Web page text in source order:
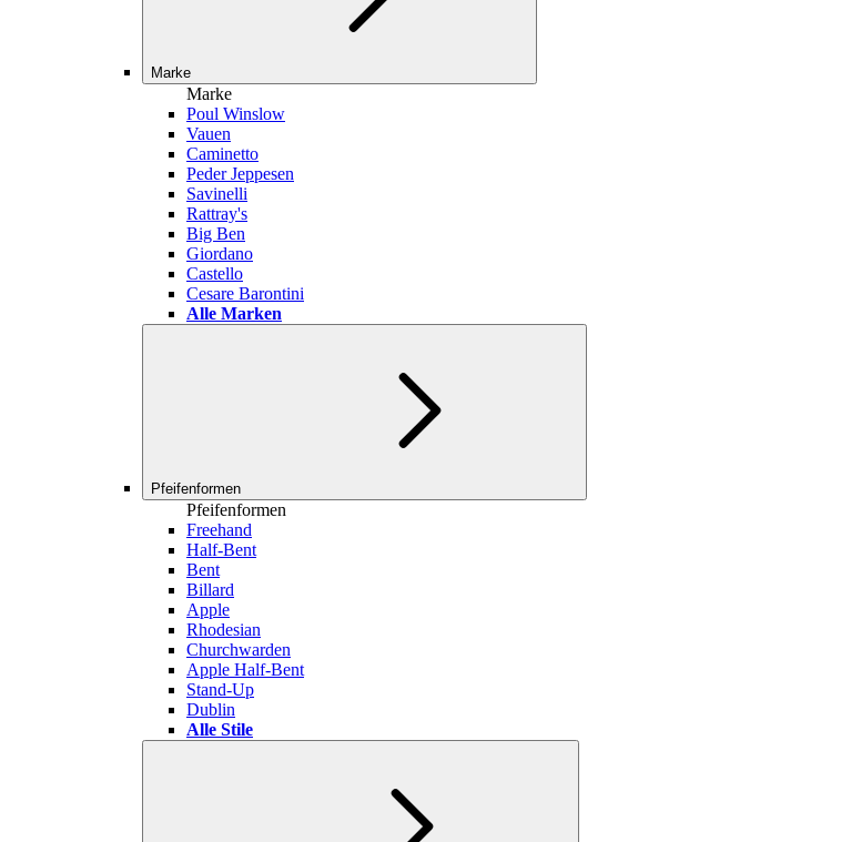
Marke
Marke
Poul Winslow
Vauen
Caminetto
Peder Jeppesen
Savinelli
Rattray's
Big Ben
Giordano
Castello
Cesare Barontini
Alle Marken
Pfeifenformen
Pfeifenformen
Freehand
Half-Bent
Bent
Billard
Apple
Rhodesian
Churchwarden
Apple Half-Bent
Stand-Up
Dublin
Alle Stile